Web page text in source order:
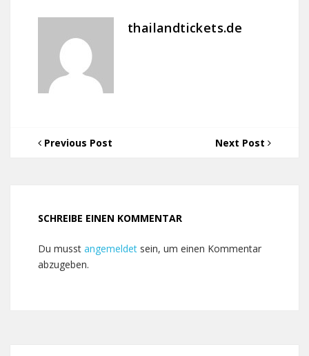
thailandtickets.de
Previous Post Next Post
SCHREIBE EINEN KOMMENTAR
Du musst angemeldet sein, um einen Kommentar
abzugeben.